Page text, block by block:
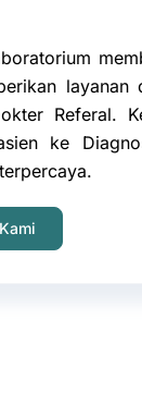
Referal.
ke